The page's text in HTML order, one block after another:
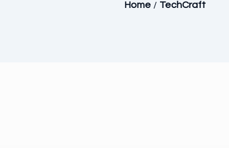
Home / TechCraft